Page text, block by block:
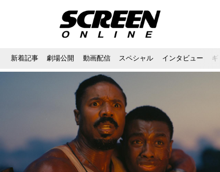
新着記事 劇場公開 動画配信 スペシャル インタビュー